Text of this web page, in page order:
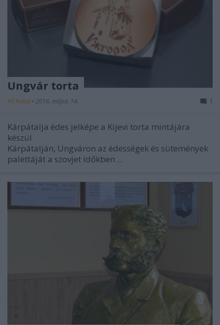
Ungvár torta
HChoba • 2016. május 14. 1
Kárpátalja édes jelképe a Kijevi torta mintájára
készül
Kárpátalján, Ungváron az édességek és sütemények
palettáját a szovjet időkben ...